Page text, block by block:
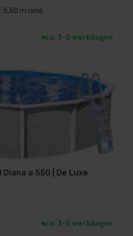
m rond
ca. 3–5 werkdagen
ø 550 | De Luxe
ca. 3–5 werkdagen